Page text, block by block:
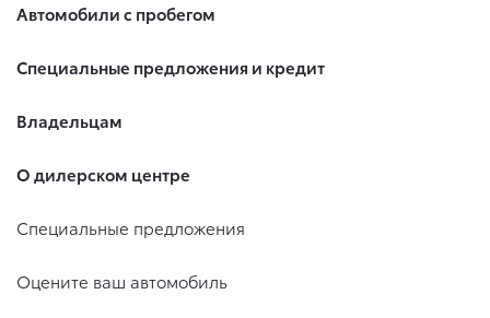
Автомобили с пробегом
Специальные предложения и кредит
Владельцам
О дилерском центре
Специальные предложения
Оцените ваш автомобиль